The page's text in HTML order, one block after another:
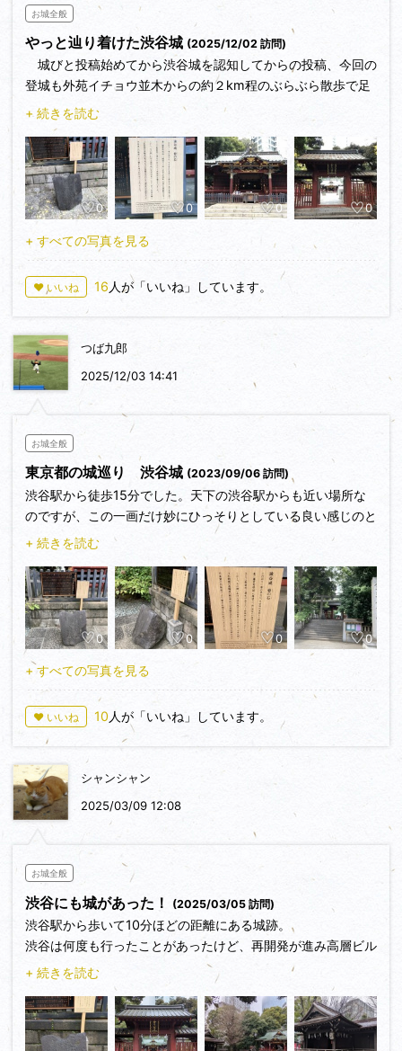
お城全般
やっと辿り着けた渋谷城 (2025/12/02 訪問)
城びと投稿始めてから渋谷城を認知してからの投稿、今回の
登城も外苑イチョウ並木からの約２km程のぶらぶら散歩で足
腰パンパン状態で「やっと着けた！」の思いです。
渋谷城へは青山学園大学の西の通り(八幡通り)を南下して首
都高を抜けて、東より金王八幡神社が故地の渋谷城跡へ到着、
東山門を潜り本殿を参拝、渋谷駅側よりは小高い河岸段丘上に
築かれてとの雰囲気が感じられます。
渋谷城の遺構、遺物として渋谷城砦の石一個と説明板が金王
がある金王丸御影堂、金王桜、修復記念碑を観て終了。
歴史は、この辺りの高台は平安時代末期から渋谷氏一族の居
城の跡で、東に鎌倉街道(現八幡通り)、西に渋谷川が流れ、北
東には黒鍬谷を有し、更に数ヶ所に湧水が有ると言う好条件を
備えていた、渋谷城は大永４年(１５２４年)、北条氏綱と上杉
朝興の高輪原の戦いの時、渋谷氏が交戦中だった北条軍の別動
隊により襲われ焼き払われしまった。(渋谷城砦の石、説明板
より)
金王丸御影堂の説明板には、渋谷金王丸常光(御祭神)１７歳
の時、源義朝に従い保元の乱、平治の乱を戦い後出家し、土佐
防昌俊と称し義朝の御霊を弔いました。また頼朝とも親交が深
く鎌倉開幕にも尽力。義経追悼の命を受け、文治元年(１１８
５年)１０月２３日夜、心ならずも義経の館に討ち入り勇まし
く最後を遂げました。と記載されています。
渋谷城金王八幡宮を終えて渋谷駅へ、駅周辺、駅自体が大改
造されて迷子に成るほどナビでも良く分からない、やっと渋谷
駅の指示板を見つけて渋谷駅へ、途中に三階？辺りから初めて
渋谷川を遠望しました、奇麗に整備されて川が甦っています。
渋谷駅の山手線ホームに辿り着き、昔からの渋谷駅に来たと
東京で家内と食事でもと思ったのですが歩き疲れすぎて食欲
もなく、疲れには鰻重が最適と浜松に帰ってうな重を食べよう
と、東京駅中で土産を買い浜松へ１８時半着、浜松駅浜名湖産
ウナギ店でうな重を食べほっと一息つきました。東京は歩きが
重なります、25,000歩でした。
+ 続きを読む
0 0 0 0
+ すべての写真を見る
♥ いいね 16 人が「いいね」しています。
つば九郎
2025/12/03 14:41
お城全般
東京都の城巡り 渋谷城 (2023/09/06 訪問)
渋谷駅から徒歩15分でした。天下の渋谷駅からも近い場所な
のですが、この一画だけ妙にひっそりとしている良い感じのと
ころでした。城址は現在は、金王八幡宮になっております。見
どころは、やはり砦の石と言われている石ですかね。
あまりにも、さりげなく置かれているので驚きました。攻城時
間は15分でした。
+ 続きを読む
0 0 0 0
+ すべての写真を見る
♥ いいね 10人が「いいね」しています。
シャンシャン
2025/03/09 12:08
お城全般
渋谷にも城があった！ (2025/03/05 訪問)
渋谷駅から歩いて10分ほどの距離にある城跡。
渋谷は何度も行ったことがあったけど、再開発が進み高層ビル
が立ち並ぶ喧騒の街に、こんな厳かな場所があることはまった
く知らなかった。
現在は金王八幡宮という神社になっており、城の遺構はかつて
の石垣が「砦の石」として唯一置いてあるのみ。
+ 続きを読む